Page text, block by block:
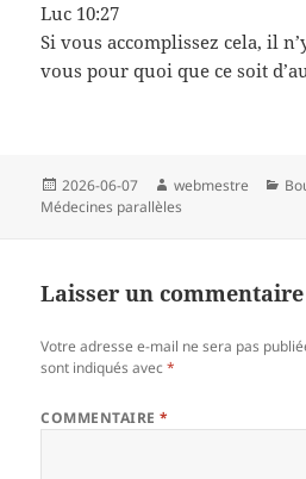
Luc 10:27
Si vous accomplissez cela, il
vous pour quoi que ce soit
Publié
le
2026-06-07 Auteur
webmestre
Médecines parallèles
Laisser un commentaire
Votre adresse e-mail ne sera pas
sont indiqués avec*
COMMENTAIRE*